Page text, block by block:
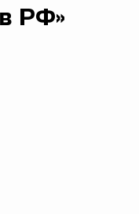
РФ»